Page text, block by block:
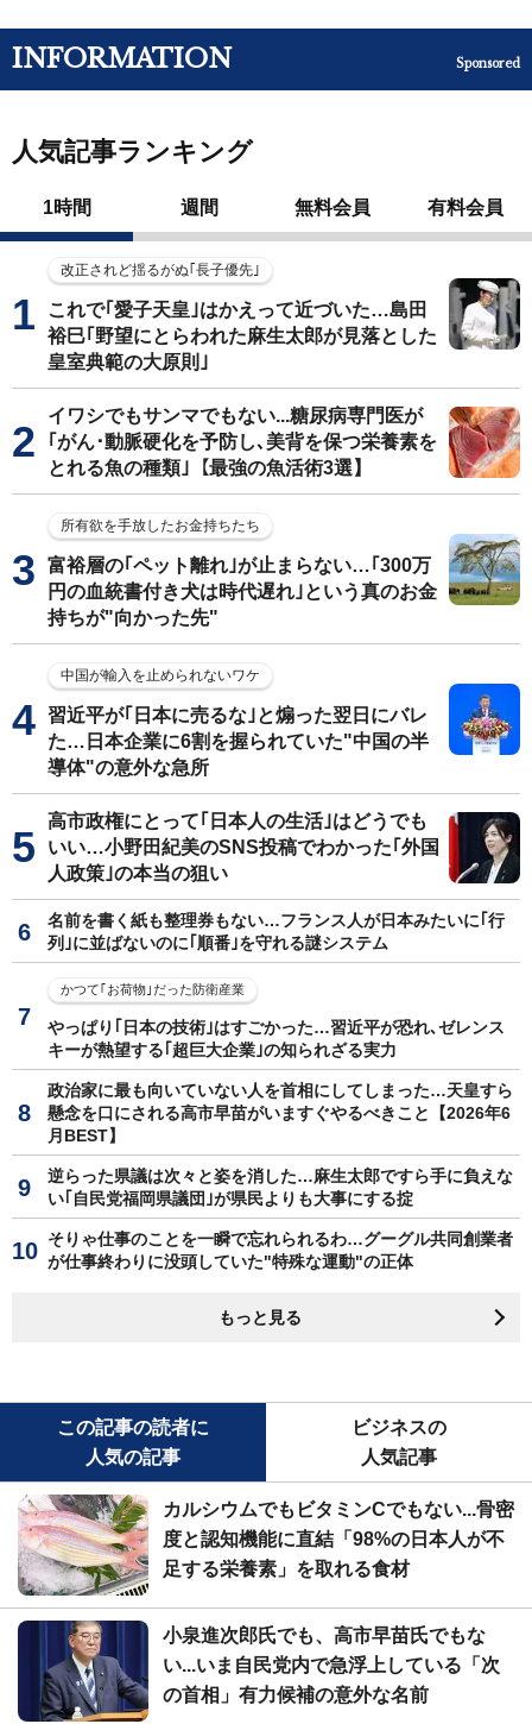
INFORMATION Sponsored
人気記事ランキング
1時間 週間 無料会員 有料会員
改正されど揺るがぬ｢長子優先｣
これで｢愛子天皇｣はかえって近づいた…島田
裕巳｢野望にとらわれた麻生太郎が見落とした
皇室典範の大原則｣
イワシでもサンマでもない...糖尿病専門医が
｢がん･動脈硬化を予防し､美背を保つ栄養素を
とれる魚の種類｣【最強の魚活術3選】
所有欲を手放したお金持ちたち
富裕層の｢ペット離れ｣が止まらない…｢300万
円の血統書付き犬は時代遅れ｣という真のお金
持ちが"向かった先"
中国が輸入を止められないワケ
習近平が｢日本に売るな｣と煽った翌日にバレ
た…日本企業に6割を握られていた"中国の半
導体"の意外な急所
高市政権にとって｢日本人の生活｣はどうでも
いい…小野田紀美のSNS投稿でわかった｢外国
人政策｣の本当の狙い
名前を書く紙も整理券もない…フランス人が日本みたいに｢行
列｣に並ばないのに｢順番｣を守れる謎システム
かつて｢お荷物｣だった防衛産業
やっぱり｢日本の技術｣はすごかった…習近平が恐れ､ゼレンス
キーが熱望する｢超巨大企業｣の知られざる実力
政治家に最も向いていない人を首相にしてしまった…天皇すら
懸念を口にされる高市早苗がいますぐやるべきこと【2026年6
月BEST】
逆らった県議は次々と姿を消した…麻生太郎ですら手に負えな
い｢自民党福岡県議団｣が県民よりも大事にする掟
そりゃ仕事のことを一瞬で忘れられるわ…グーグル共同創業者
が仕事終わりに没頭していた"特殊な運動"の正体
もっと見る
この記事の読者に
人気の記事
ビジネスの
人気記事
カルシウムでもビタミンCでもない...骨密
度と認知機能に直結「98%の日本人が不
足する栄養素」を取れる食材
小泉進次郎氏でも、高市早苗氏でもな
い...いま自民党内で急浮上している「次
の首相」有力候補の意外な名前